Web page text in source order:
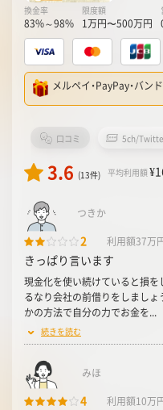
換金率
83%～98%
限度額
1万円〜500万円
メルペイ・PayPay・バ
口コミ 5ch/
3.6 (13件) 平均利用額
つきか
2 利用額37万
きっぱり言います
現金化を使い続けていると損を
るなり会社の前借りをしましょ
かの方法で自分の力でお金を...
続きを読む
みほ
4 利用額10万